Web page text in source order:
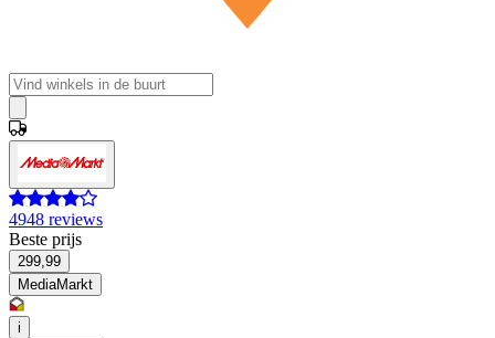
4948 reviews
Beste prijs
299,99
MediaMarkt
i